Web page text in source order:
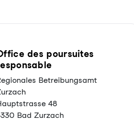
des poursuites
Betreibungsamt
48
Bad Zurzach